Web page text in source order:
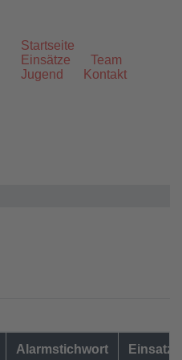
Startseite
Einsätze
Team
Jugend
Kontakt
Alarmstichwort